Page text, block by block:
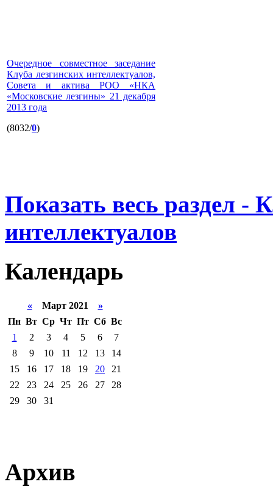
Очередное совместное заседание
Клуба лезгинских интеллектуалов,
Совета и актива РОО «НКА
«Московские лезгины» 21 декабря
2013 года
(8032/0)
Показать весь раздел -
интеллектуалов
Календарь
«Март 2021 »
Пн Вт Ср Чт Пт Сб Вс
1
2 3 4 5 6
7
8
9 10 11 12 13
14
15
16 17 18 19 20
21
22
23 24 25 26 27
28
29
30 31
Архив